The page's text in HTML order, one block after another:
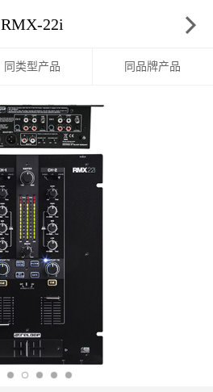
RMX-22i
同类型产品 同品牌产品